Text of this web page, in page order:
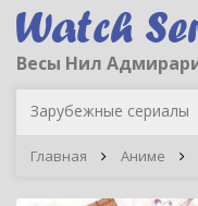
Весы Нил
Зарубежные сериалы
Главная Аниме